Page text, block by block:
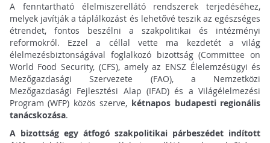
A fenntartható élelmiszerellátó rendszerek terjedéséhez,
melyek javítják a táplálkozást és lehetővé teszik az egészséges
étrendet, fontos beszélni a szakpolitikai és intézményi
reformokról. Ezzel a céllal vette ma kezdetét a világ
élelmezésbiztonságával foglalkozó bizottság (Committee on
World Food Security, (CFS), amely az ENSZ Élelemzésügyi és
Mezőgazdasági Szervezete (FAO), a Nemzetközi
Mezőgazdasági Fejlesztési Alap (IFAD) és a Világélelmezési
Program (WFP) közös szerve, kétnapos budapesti regionális
tanácskozása.
A bizottság egy átfogó szakpolitikai párbeszédet indított